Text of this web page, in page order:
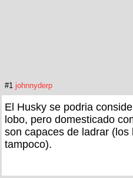
#1 johnnyderp
El Husky se podria
lobo, pero domesticado
son capaces de ladrar
tampoco).